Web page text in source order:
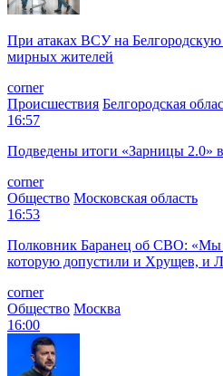
При атаках ВСУ на Белгородскую
мирных жителей
corner
Происшествия Белгородская
16:57
Подведены итоги «Зарницы 2.0»
corner
Общество Московская область
16:53
Полковник Баранец об СВО: «Мы
которую допустили и Хрущев, и
corner
Общество Москва
16:00